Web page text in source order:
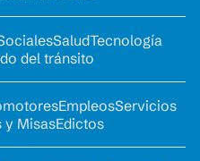
SaludTecnología
del tránsito
EmpleosServicios
y MisasEdictos